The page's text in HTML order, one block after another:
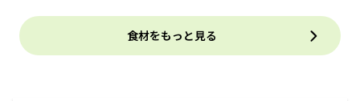
食材をもっと見る